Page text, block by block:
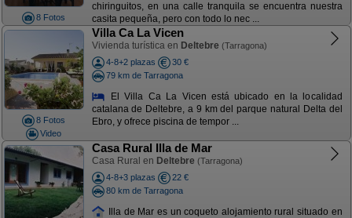
8 Fotos
chiringuitos, en una calle tranquila se encuentra nuestra
casita pequeña, pero con todo lo nec ...
8 Fotos
Video
Villa Ca La Vicen
Vivienda turística en Deltebre (Tarragona)
4-8+2 plazas
30 €
79 km de Tarragona
El Villa Ca La Vicen está ubicado en la localidad
catalana de Deltebre, a 9 km del parque natural Delta del
Ebro, y ofrece piscina de tempor ...
Casa Rural Illa de Mar
Casa Rural en Deltebre (Tarragona)
4-8+3 plazas
22 €
80 km de Tarragona
Illa de Mar es un coqueto alojamiento rural situado en